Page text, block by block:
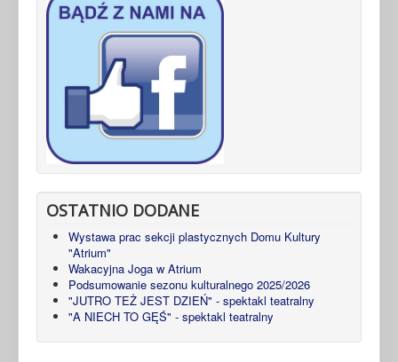
OSTATNIO DODANE
Wystawa prac sekcji plastycznych Domu Kultury
"Atrium"
Wakacyjna Joga w Atrium
Podsumowanie sezonu kulturalnego 2025/2026
"JUTRO TEŻ JEST DZIEŃ" - spektakl teatralny
"A NIECH TO GĘŚ" - spektakl teatralny